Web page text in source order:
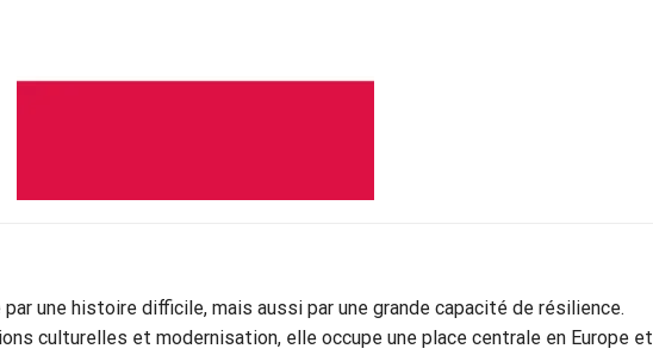
une histoire difficile, mais aussi par une grande capacité de résilience.
culturelles et modernisation, elle occupe une place centrale en Europe et